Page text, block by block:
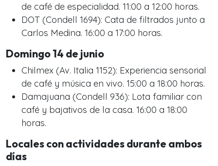
de café de especialidad. 11:00 a 12:00 horas.
DOT (Condell 1694): Cata de filtrados junto a
Carlos Medina. 16:00 a 17:00 horas.
Domingo 14 de junio
Chilmex (Av. Italia 1152): Experiencia sensorial
de café y música en vivo. 15:00 a 18:00 horas.
Damajuana (Condell 936): Lota familiar con
café y bajativos de la casa. 16:00 a 18:00
horas.
Locales con actividades durante ambos
días